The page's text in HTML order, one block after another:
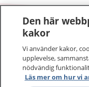
1177–tryggt
På 1177.se får du
sjukdomar och
Logga in för att läsa
Den här
kakor
Vi använder kakor,
upplevelse,
nödvändig
Läs mer om hur vi